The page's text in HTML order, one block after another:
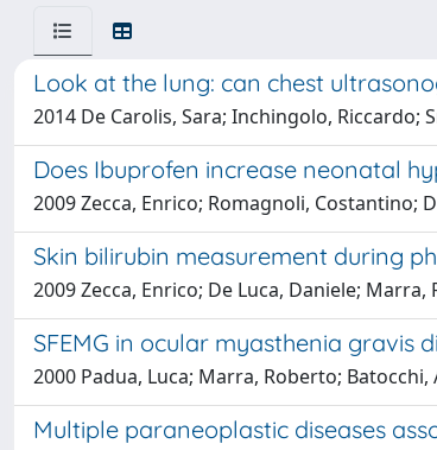
Look at the lung: can chest
2014 De Carolis, Sara; Inchingolo,
Does Ibuprofen increase neonatal
2009 Zecca, Enrico; Romagnoli, Costantino;
Skin bilirubin measurement during
2009 Zecca, Enrico; De Luca, Daniele;
SFEMG in ocular myasthenia gravis
2000 Padua, Luca; Marra, Roberto;
Multiple paraneoplastic diseases